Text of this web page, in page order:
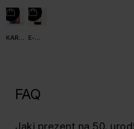
KARTA
E-
FAQ
Jaki prezent na 50.